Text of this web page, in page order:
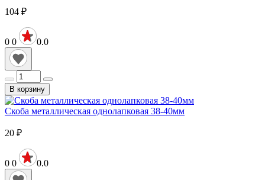
104 ₽
0 0 0.0
В корзину
Скоба металлическая однолапковая 38-40мм
20 ₽
0 0 0.0